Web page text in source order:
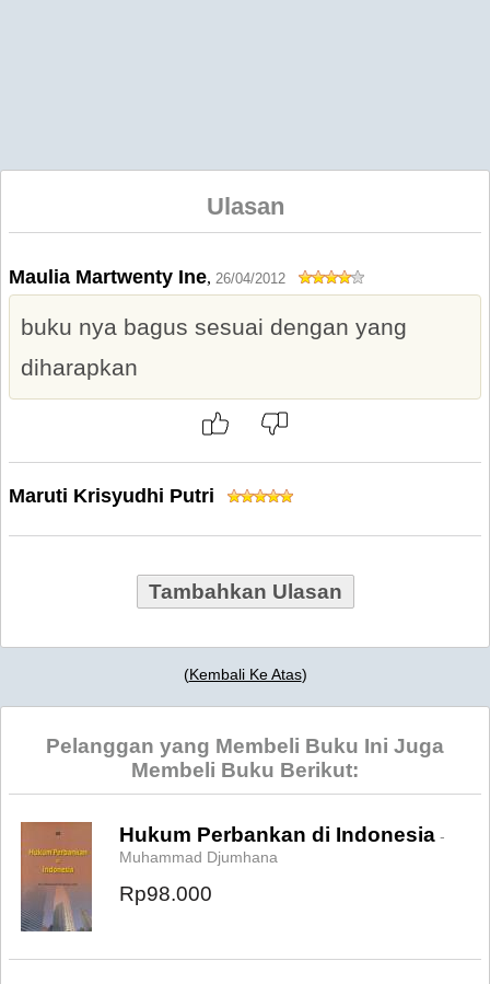
Ulasan
Maulia Martwenty Ine, 26/04/2012
buku nya bagus sesuai dengan yang
diharapkan
Maruti Krisyudhi Putri
Tambahkan Ulasan
(Kembali Ke Atas)
Pelanggan yang Membeli Buku Ini Juga
Membeli Buku Berikut:
Hukum Perbankan di Indonesia -
Muhammad Djumhana
Rp98.000